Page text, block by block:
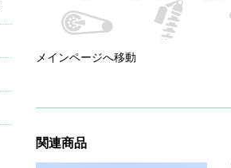
メインページへ移動
関連商品